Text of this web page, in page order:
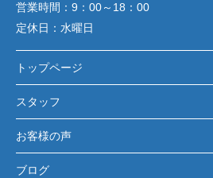
営業時間： 9：00～18：00
定休日： 水曜日
トップページ
スタッフ
お客様の声
ブログ